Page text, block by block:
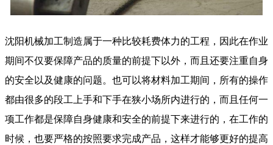
沈阳机械加工制造属于一种比较耗费体力的工程，因此在作业
期间不仅要保障产品的质量的前提下以外，而且还要注重自身
的安全以及健康的问题。也可以将材料加工期间，所有的操作
都由很多的段工上手和下手在狭小场所内进行的，而且任何一
项工作都是保障自身健康和安全的前提下来进行的，在工作的
时候，也要严格的按照要求完成产品，这样才能够更好的提高